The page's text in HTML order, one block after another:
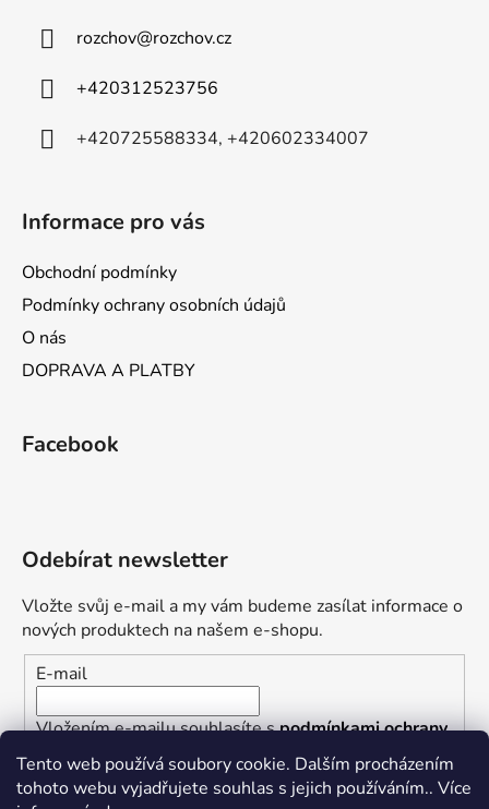
Tento web používá soubory cookie. Dalším procházením
tohoto webu vyjadřujete souhlas s jejich používáním.. Více
rozchov@rozchov.cz
+420312523756
+420725588334, +420602334007
Informace pro vás
Obchodní podmínky
Podmínky ochrany osobních údajů
O nás
DOPRAVA A PLATBY
Facebook
Odebírat newsletter
Vložte svůj e-mail a my vám budeme zasílat informace o
nových produktech na našem e-shopu.
E-mail
Vložením e-mailu souhlasíte spodmínkami ochrany
osobních údajů